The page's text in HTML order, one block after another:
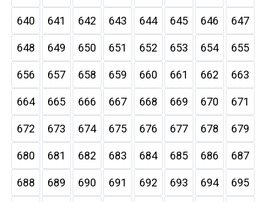
640 641 642 643 644 645 646 647
648 649 650 651 652 653 654 655
656 657 658 659 660 661 662 663
664 665 666 667 668 669 670 671
672 673 674 675 676 677 678 679
680 681 682 683 684 685 686 687
688 689 690 691 692 693 694 695